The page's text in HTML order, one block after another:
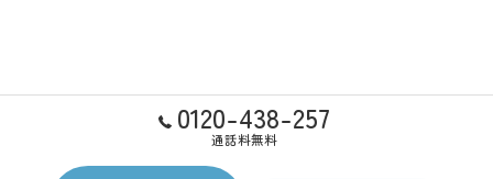
0120-438-257
通話料無料